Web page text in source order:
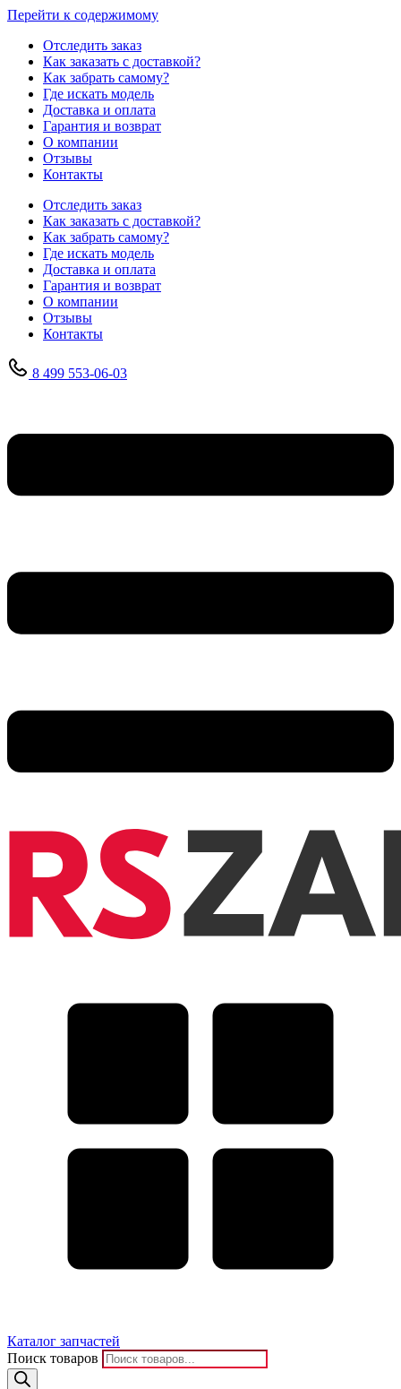
Перейти к содержимому
Отследить заказ
Как заказать с доставкой?
Как забрать самому?
Где искать модель
Доставка и оплата
Гарантия и возврат
О компании
Отзывы
Контакты
Отследить заказ
Как заказать с доставкой?
Как забрать самому?
Где искать модель
Доставка и оплата
Гарантия и возврат
О компании
Отзывы
Контакты
8 499 553-06-03
Каталог запчастей
Поиск товаров